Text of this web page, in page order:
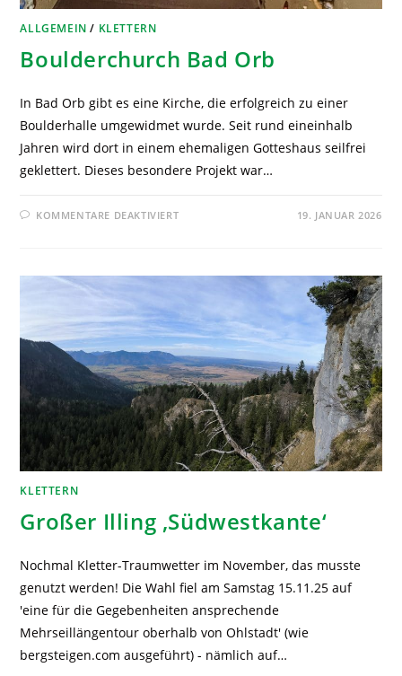
ALLGEMEIN / KLETTERN
Boulderchurch Bad Orb
In Bad Orb gibt es eine Kirche, die erfolgreich zu einer
Boulderhalle umgewidmet wurde. Seit rund eineinhalb
Jahren wird dort in einem ehemaligen Gotteshaus seilfrei
geklettert. Dieses besondere Projekt war…
KOMMENTARE DEAKTIVIERT 19. JANUAR 2026
KLETTERN
Großer Illing ‚Südwestkante‘
Nochmal Kletter-Traumwetter im November, das musste
genutzt werden! Die Wahl fiel am Samstag 15.11.25 auf
'eine für die Gegebenheiten ansprechende
Mehrseillängentour oberhalb von Ohlstadt' (wie
bergsteigen.com ausgeführt) - nämlich auf…